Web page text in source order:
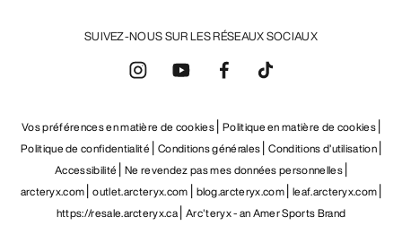
SUIVEZ-NOUS SUR LES RÉSEAUX SOCIAUX
Vos préférences en matière de cookies Politique en matière de cookies
Politique de confidentialité Conditions générales Conditions d’utilisation
Accessibilité Ne revendez pas mes données personnelles
arcteryx.com outlet.arcteryx.com blog.arcteryx.com leaf.arcteryx.com
https://resale.arcteryx.ca Arc'teryx - an Amer Sports Brand